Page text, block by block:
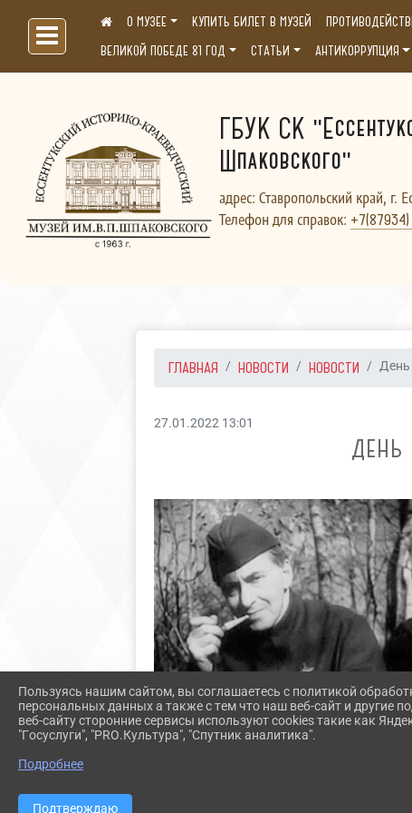
Больше, чем музей...О МУЗЕЕ КУПИТЬ БИЛЕТ В МУЗЕЙ
ВЕЛИКОЙ ПОБЕДЕ 81 ГОД
СТАТЬИ АНТИКОРРУПЦИЯ
ГБУК СК
Шпаковского"
адрес: Ставропольский край, г.
Телефон для справок:
ГЛАВНАЯ НОВОСТИ НОВОСТИ День
27.01.2022 13:01
ДЕНЬ
Пользуясь нашим сайтом, вы соглашаетесь с политикой
персональных данных а также с тем что наш веб-сайт и другие
веб-сайту сторонние сервисы используют cookies такие как
"Госуслуги", "PRO.Культура", "Спутник аналитика".
Подробнее
Подтверждаю